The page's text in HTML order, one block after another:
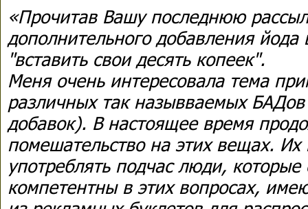
«Прочитав Вашу последнюю
дополнительного добавления
"вставить свои десять копеек".
Меня очень интересовала тема
различных так назывваемых
добавок). В настоящее время
помешательство на этих вещах.
употреблять подчас люди,
компетентны в этих вопросах,